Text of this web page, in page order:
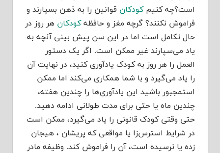
است؟چه کنیمکودکان قوانین را به ذهن بسپارند و
فراموش نکنند؟ گرچه مغز و حافظهکودکان هر روز در
حال تکامل است اما در این سن پیش بینی آنچه به
یاد می‌سپارند غیر ممکن است. اگر یک دستور
العمل را هر روز به کودک یادآوری کنید، در نهایت آن
را یاد می‌گیرد و با شما همکاری می‌کند اما ممکن
استمجبور باشید این یادآوری‌ها را چندین هفته،
چندین ماه یا حتی برای مدت طولانی ادامه دهید.
حتی وقتی کودک قانونی را یاد می‌گیرد، ممکن است
در شرایط استرس‌زا یا مواقعی که پریشان ، هیجان
زده یا ترسیده است، آن را فراموش کند. وظیفه مادر